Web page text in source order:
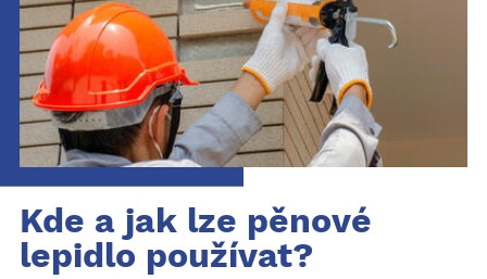
Kde a jak lze pěnové
lepidlo používat?